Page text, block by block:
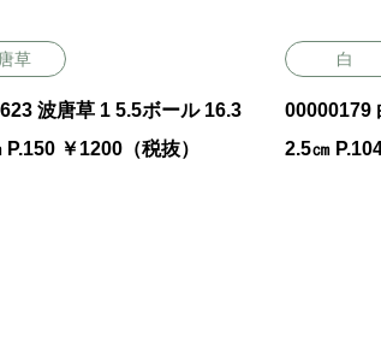
草
波唐草 1 5.5ボール 16.3
P.150 ￥1200（税抜）
白
00000179
2.5㎝